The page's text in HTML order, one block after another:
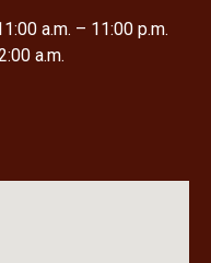
a.m. – 11:00 p.m.
a.m.